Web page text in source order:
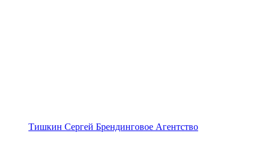
Тишкин Сергей Брендинговое Агентство